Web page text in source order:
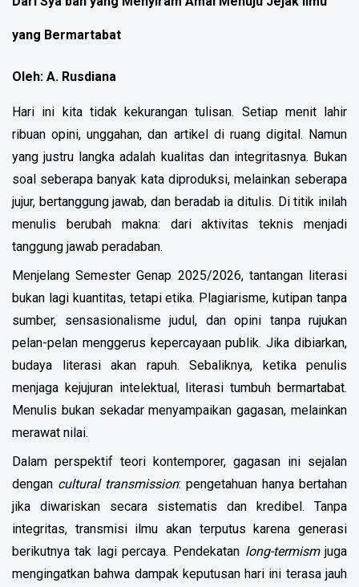
yang Bermartabat
Oleh: A. Rusdiana
Hari ini kita tidak kekurangan tulisan. Setiap menit lahir
ribuan opini, unggahan, dan artikel di ruang digital. Namun
yang justru langka adalah kualitas dan integritasnya. Bukan
soal seberapa banyak kata diproduksi, melainkan seberapa
jujur, bertanggung jawab, dan beradab ia ditulis. Di titik inilah
menulis berubah makna: dari aktivitas teknis menjadi
tanggung jawab peradaban.
Menjelang Semester Genap 2025/2026, tantangan literasi
bukan lagi kuantitas, tetapi etika. Plagiarisme, kutipan tanpa
sumber, sensasionalisme judul, dan opini tanpa rujukan
pelan-pelan menggerus kepercayaan publik. Jika dibiarkan,
budaya literasi akan rapuh. Sebaliknya, ketika penulis
menjaga kejujuran intelektual, literasi tumbuh bermartabat.
Menulis bukan sekadar menyampaikan gagasan, melainkan
merawat nilai.
Dalam perspektif teori kontemporer, gagasan ini sejalan
dengan cultural transmission: pengetahuan hanya bertahan
jika diwariskan secara sistematis dan kredibel. Tanpa
integritas, transmisi ilmu akan terputus karena generasi
berikutnya tak lagi percaya. Pendekatan long-termismjuga
mengingatkan bahwa dampak keputusan hari ini terasa jauh